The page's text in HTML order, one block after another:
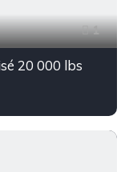
1
20 000 lbs